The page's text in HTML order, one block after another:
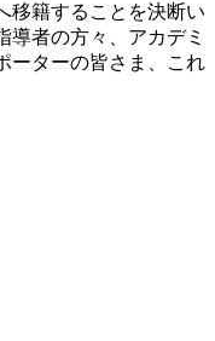
移籍することを決断い
者の方々、アカデミ
ーターの皆さま、これ